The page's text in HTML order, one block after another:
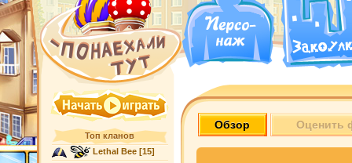
Топ кланов
Lethal Bee[15]
Обзор Оценить